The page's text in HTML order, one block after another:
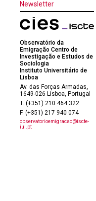
Newsletter
Observatório da
Emigração Centro de
Investigação e Estudos de
Sociologia
Instituto Universitário de
Lisboa
Av. das Forças Armadas,
1649-026 Lisboa, Portugal
T. (+351) 210 464 322
F. (+351) 217 940 074
observatorioemigracao@iscte-
iul.pt